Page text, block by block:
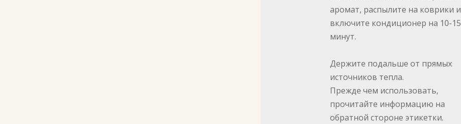
аромат, распылите на коврики и
включите кондиционер на 10-15
минут.
Держите подальше от прямых
источников тепла.
Прежде чем использовать,
прочитайте информацию на
обратной стороне этикетки.